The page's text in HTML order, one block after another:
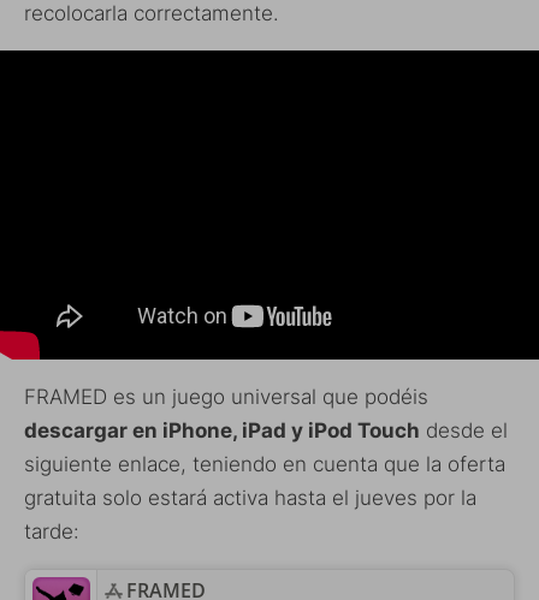
recolocarla correctamente.
FRAMED es un juego universal que podéis
descargar en iPhone, iPad y iPod Touch desde el
siguiente enlace, teniendo en cuenta que la oferta
gratuita solo estará activa hasta el jueves por la
tarde:
‎FRAMED